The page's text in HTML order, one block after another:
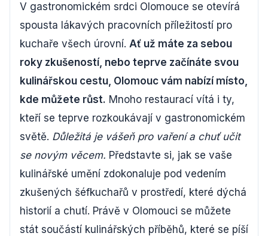
V gastronomickém srdci Olomouce se otevírá
spousta lákavých pracovních příležitostí pro
kuchaře všech úrovní. Ať už máte za sebou
roky zkušeností, nebo teprve začínáte svou
kulinářskou cestu, Olomouc vám nabízí místo,
kde můžete růst. Mnoho restaurací vítá i ty,
kteří se teprve rozkoukávají v gastronomickém
světě. Důležitá je vášeň pro vaření a chuť učit
se novým věcem. Představte si, jak se vaše
kulinářské umění zdokonaluje pod vedením
zkušených šéfkuchařů v prostředí, které dýchá
historií a chutí. Právě v Olomouci se můžete
stát součástí kulinářských příběhů, které se píší